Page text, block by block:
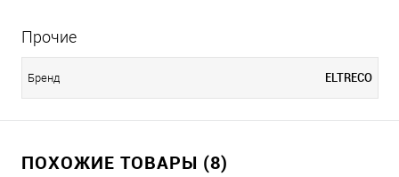
Прочие
Бренд ELTRECO
ПОХОЖИЕ ТОВАРЫ (8)